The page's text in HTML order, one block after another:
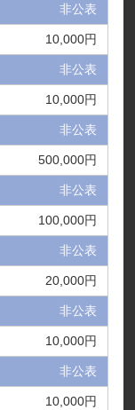
非公表
10,000円
非公表
10,000円
非公表
500,000円
非公表
100,000円
非公表
20,000円
非公表
10,000円
非公表
10,000円